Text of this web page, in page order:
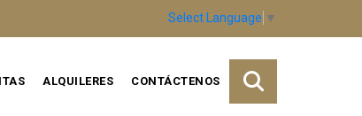
Select Language ▼
ALQUILERES CONTÁCTENOS